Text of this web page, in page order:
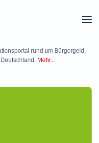
rund um Bürgergeld,
Mehr...